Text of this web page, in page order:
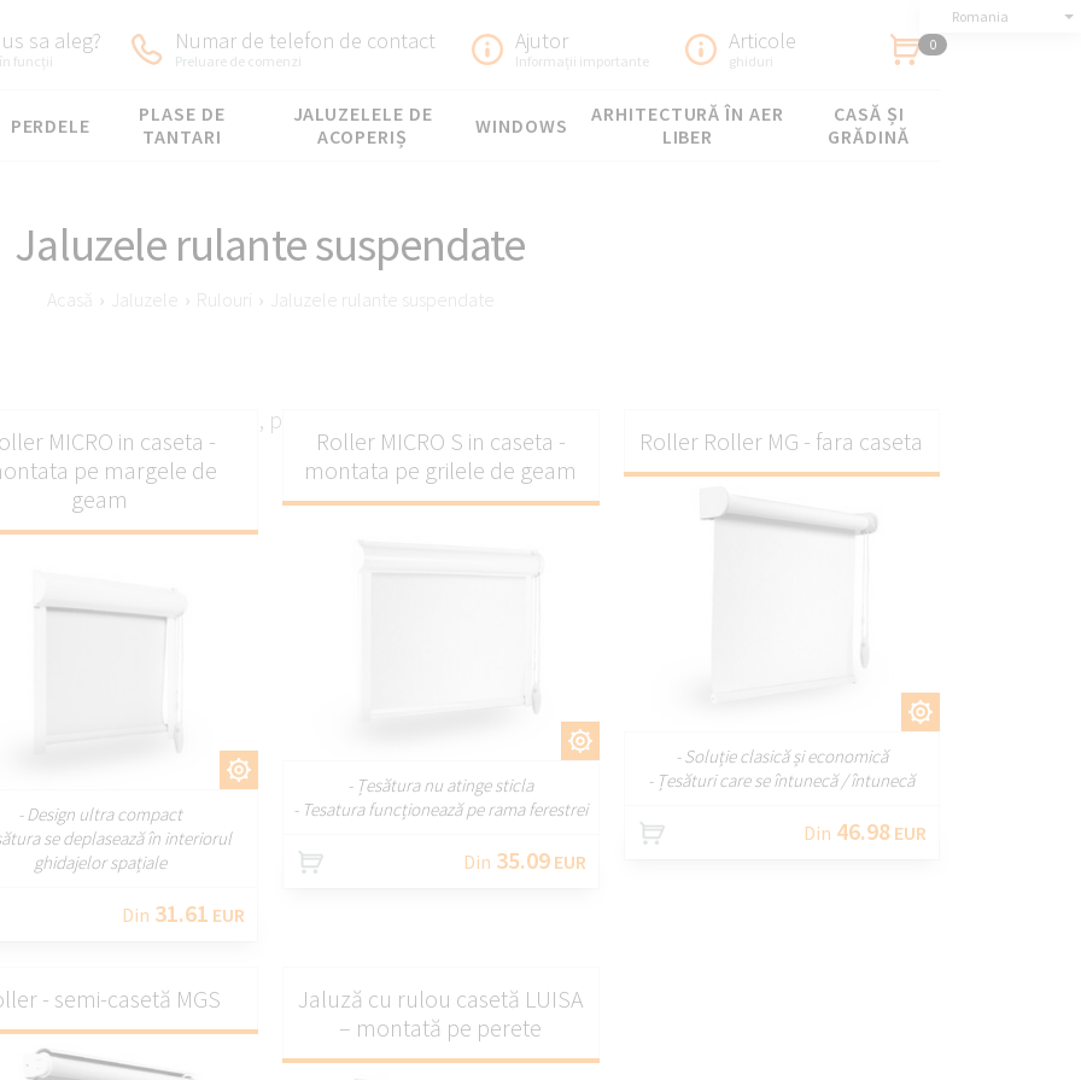
Romania
sa aleg?
funcții
Numar de telefon de contact
Preluare de comenzi
Ajutor
Informații importante
Articole
ghiduri
0
PERDELE
PLASE DE
TANTARI
JALUZELELE DE
ACOPERIȘ
WINDOWS
ARHITECTURĂ ÎN AER
LIBER
CASĂ ȘI
GRĂDINĂ
Jaluzele rulante suspendate
Acasă › Jaluzele › Rulouri › Jaluzele rulante suspendate
clasice suspendate, potrivite pentru orice cameră
MICRO in caseta -
pe margele de
geam
- Design ultra compact
se deplasează în interiorul
ghidajelor spațiale
Din 31.61 EUR
Roller MICRO S in caseta -
montata pe grilele de geam
- Țesătura nu atinge sticla
- Tesatura funcționează pe rama ferestrei
Din 35.09EUR
Roller Roller MG - fara caseta
- Soluție clasică și economică
- Țesături care se întunecă / întunecă
Din 46.98 EUR
- semi-casetă MGS
Jaluză cu rulou casetă LUISA
– montată pe perete